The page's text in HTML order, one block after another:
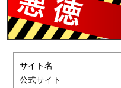
サイト名
公式サイト